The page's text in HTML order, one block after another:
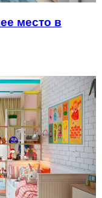
место в